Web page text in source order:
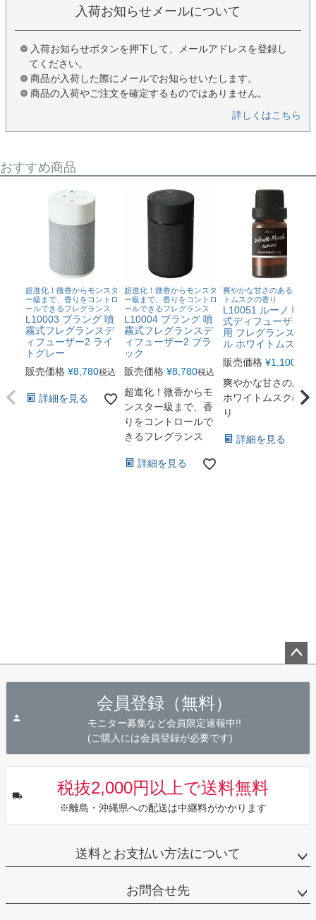
入荷お知らせメールについて
入荷お知らせボタンを押下して、メールアドレスを登録し
てください。
商品が入荷した際にメールでお知らせいたします。
商品の入荷やご注文を確定するものではありません。
詳しくはこちら
おすすめ商品
超進化！微香からモンスタ
ー級まで、香りをコントロ
ールできるフレグランス
L10003 ブラング 噴
霧式フレグランスデ
ィフューザー2 ライ
トグレー
販売価格 ¥8,780税込
詳細を見る
超進化！微香からモンスタ
ー級まで、香りをコントロ
ールできるフレグランス
L10004 ブラング 噴
霧式フレグランスデ
ィフューザー2 ブラ
ック
販売価格 ¥8,780税込
超進化！微香からモ
ンスター級まで、香
りをコントロールで
きるフレグランス
詳細を見る
爽やかな甘さのあるホワイ
トムスクの香り
L10051 ルーノ 噴霧
式ディフューザー専
用 フレグランスオイ
ル ホワイトムスクN.
販売価格 ¥1,100
爽やかな甘さのある
ホワイトムスクの香
り
詳細を見る
会員登録（無料）
モニター募集など会員限定速報中!!
(ご購入には会員登録が必要です)
税抜2,000円以上で送料無料
※離島・沖縄県への配送は中継料がかかります
送料とお支払い方法について
お問合せ先